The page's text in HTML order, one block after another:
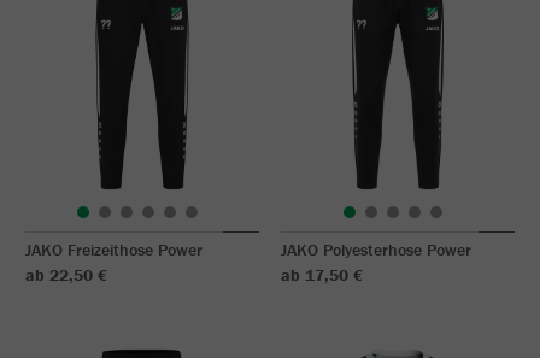
JAKO Freizeithose Power
ab 22,50 €
JAKO Polyesterhose Power
ab 17,50 €